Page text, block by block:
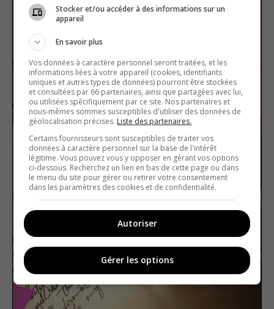
La Ligue nationale de hockey
Sport Vrai ou faux
Stocker et/ou accéder à des informations sur un
appareil
En savoir plus
Vos données à caractère personnel seront traitées, et les
informations liées à votre appareil (cookies, identifiants
uniques et autres types de données) pourront être stockées
et consultées par 66 partenaires, ainsi que partagées avec lui,
ou utilisées spécifiquement par ce site. Nos partenaires et
nous-mêmes sommes susceptibles d'utiliser des données de
géolocalisation précises. Liste des partenaires.
Certains fournisseurs sont susceptibles de traiter vos
données à caractère personnel sur la base de l'intérêt
légitime. Vous pouvez vous y opposer en gérant vos options
ci-dessous. Recherchez un lien en bas de cette page ou dans
le menu du site pour gérer ou retirer votre consentement
dans les paramètres des cookies et de confidentialité.
Autoriser
Gérer les options